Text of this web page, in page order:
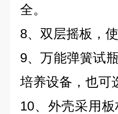
全。
8、双层摇板，
9、万能弹簧试
培养设备，也可
10、外壳采用